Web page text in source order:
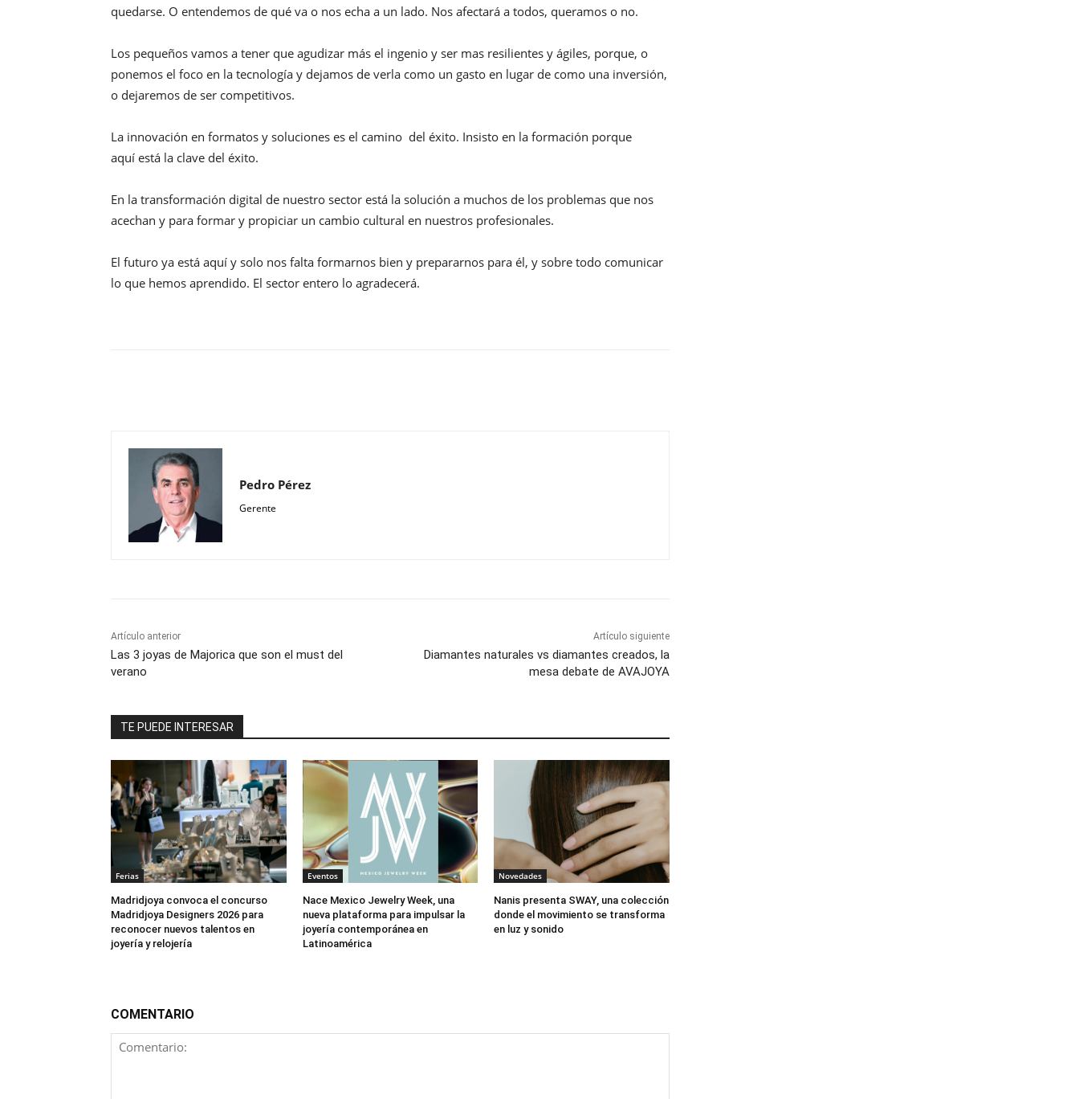
quedarse. O entendemos de qué va o nos echa a un lado. Nos afectará a todos, queramos o no.
Los pequeños vamos a tener que agudizar más el ingenio y ser mas resilientes y ágiles, porque, o
ponemos el foco en la tecnología y dejamos de verla como un gasto en lugar de como una inversión,
o dejaremos de ser competitivos.
La innovación en formatos y soluciones es el camino del éxito. Insisto en la formación porque
aquí está la clave del éxito.
En la transformación digital de nuestro sector está la solución a muchos de los problemas que nos
acechan y para formar y propiciar un cambio cultural en nuestros profesionales.
El futuro ya está aquí y solo nos falta formarnos bien y prepararnos para él, y sobre todo comunicar
lo que hemos aprendido. El sector entero lo agradecerá.
Pedro Pérez
Gerente
Artículo anterior
Las 3 joyas de Majorica que son el must del
verano
Artículo siguiente
Diamantes naturales vs diamantes creados, la
mesa debate de AVAJOYA
TE PUEDE INTERESAR
Ferias
Madridjoya convoca el concurso
Madridjoya Designers 2026 para
reconocer nuevos talentos en
joyería y relojería
Eventos
Nace Mexico Jewelry Week, una
nueva plataforma para impulsar la
joyería contemporánea en
Latinoamérica
Novedades
Nanis presenta SWAY, una colección
donde el movimiento se transforma
en luz y sonido
COMENTARIO